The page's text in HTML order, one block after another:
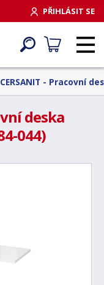
PŘIHLÁSIT SE
CERSANIT - Pracovní
deska
044)